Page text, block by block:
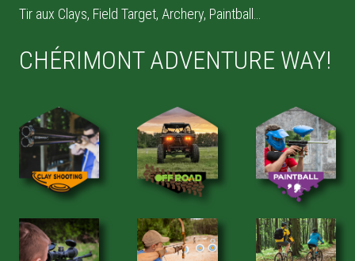
Tir aux Clays, Field Target, Archery, Paintball…
CHÉRIMONT ADVENTURE WAY!